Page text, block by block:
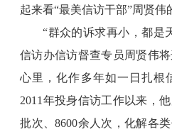
起来看“最美信访干部”周贤伟
“群众的诉求再小，都是
信访办信访督查专员周贤伟
心里，化作多年如一日扎根
2011年投身信访工作以来，
批次、8600余人次，化解各